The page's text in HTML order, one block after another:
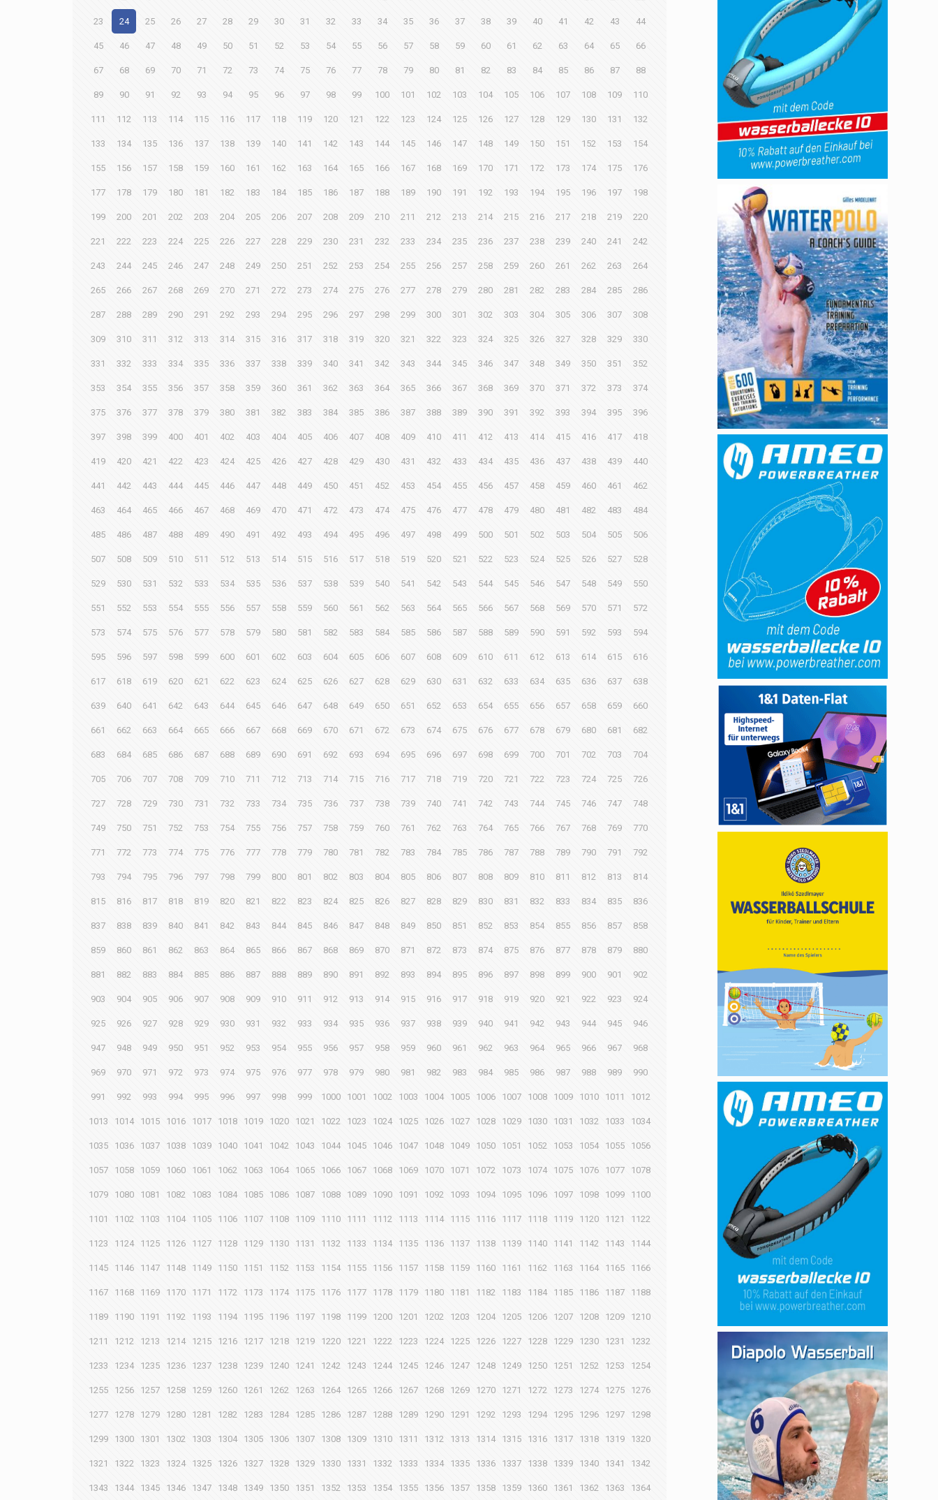
23 24 25 26 27 28 29 30 31 32 33 34 35 36 37 38 39 40 41 42 43 44
45 46 47 48 49 50 51 52 53 54 55 56 57 58 59 60 61 62 63 64 65 66
67 68 69 70 71 72 73 74 75 76 77 78 79 80 81 82 83 84 85 86 87 88
89 90 91 92 93 94 95 96 97 98 99 100 101 102 103 104 105 106 107 108 109 110
111 112 113 114 115 116 117 118 119 120 121 122 123 124 125 126 127 128 129 130 131 132
133 134 135 136 137 138 139 140 141 142 143 144 145 146 147 148 149 150 151 152 153 154
155 156 157 158 159 160 161 162 163 164 165 166 167 168 169 170 171 172 173 174 175 176
177 178 179 180 181 182 183 184 185 186 187 188 189 190 191 192 193 194 195 196 197 198
199 200 201 202 203 204 205 206 207 208 209 210 211 212 213 214 215 216 217 218 219 220
221 222 223 224 225 226 227 228 229 230 231 232 233 234 235 236 237 238 239 240 241 242
243 244 245 246 247 248 249 250 251 252 253 254 255 256 257 258 259 260 261 262 263 264
265 266 267 268 269 270 271 272 273 274 275 276 277 278 279 280 281 282 283 284 285 286
287 288 289 290 291 292 293 294 295 296 297 298 299 300 301 302 303 304 305 306 307 308
309 310 311 312 313 314 315 316 317 318 319 320 321 322 323 324 325 326 327 328 329 330
331 332 333 334 335 336 337 338 339 340 341 342 343 344 345 346 347 348 349 350 351 352
353 354 355 356 357 358 359 360 361 362 363 364 365 366 367 368 369 370 371 372 373 374
375 376 377 378 379 380 381 382 383 384 385 386 387 388 389 390 391 392 393 394 395 396
397 398 399 400 401 402 403 404 405 406 407 408 409 410 411 412 413 414 415 416 417 418
419 420 421 422 423 424 425 426 427 428 429 430 431 432 433 434 435 436 437 438 439 440
441 442 443 444 445 446 447 448 449 450 451 452 453 454 455 456 457 458 459 460 461 462
463 464 465 466 467 468 469 470 471 472 473 474 475 476 477 478 479 480 481 482 483 484
485 486 487 488 489 490 491 492 493 494 495 496 497 498 499 500 501 502 503 504 505 506
507 508 509 510 511 512 513 514 515 516 517 518 519 520 521 522 523 524 525 526 527 528
529 530 531 532 533 534 535 536 537 538 539 540 541 542 543 544 545 546 547 548 549 550
551 552 553 554 555 556 557 558 559 560 561 562 563 564 565 566 567 568 569 570 571 572
573 574 575 576 577 578 579 580 581 582 583 584 585 586 587 588 589 590 591 592 593 594
595 596 597 598 599 600 601 602 603 604 605 606 607 608 609 610 611 612 613 614 615 616
617 618 619 620 621 622 623 624 625 626 627 628 629 630 631 632 633 634 635 636 637 638
639 640 641 642 643 644 645 646 647 648 649 650 651 652 653 654 655 656 657 658 659 660
661 662 663 664 665 666 667 668 669 670 671 672 673 674 675 676 677 678 679 680 681 682
683 684 685 686 687 688 689 690 691 692 693 694 695 696 697 698 699 700 701 702 703 704
705 706 707 708 709 710 711 712 713 714 715 716 717 718 719 720 721 722 723 724 725 726
727 728 729 730 731 732 733 734 735 736 737 738 739 740 741 742 743 744 745 746 747 748
749 750 751 752 753 754 755 756 757 758 759 760 761 762 763 764 765 766 767 768 769 770
771 772 773 774 775 776 777 778 779 780 781 782 783 784 785 786 787 788 789 790 791 792
793 794 795 796 797 798 799 800 801 802 803 804 805 806 807 808 809 810 811 812 813 814
815 816 817 818 819 820 821 822 823 824 825 826 827 828 829 830 831 832 833 834 835 836
837 838 839 840 841 842 843 844 845 846 847 848 849 850 851 852 853 854 855 856 857 858
859 860 861 862 863 864 865 866 867 868 869 870 871 872 873 874 875 876 877 878 879 880
881 882 883 884 885 886 887 888 889 890 891 892 893 894 895 896 897 898 899 900 901 902
903 904 905 906 907 908 909 910 911 912 913 914 915 916 917 918 919 920 921 922 923 924
925 926 927 928 929 930 931 932 933 934 935 936 937 938 939 940 941 942 943 944 945 946
947 948 949 950 951 952 953 954 955 956 957 958 959 960 961 962 963 964 965 966 967 968
969 970 971 972 973 974 975 976 977 978 979 980 981 982 983 984 985 986 987 988 989 990
991 992 993 994 995 996 997 998 999 1000 1001 1002 1003 1004 1005 1006 1007 1008 1009 1010 1011 1012
1013 1014 1015 1016 1017 1018 1019 1020 1021 1022 1023 1024 1025 1026 1027 1028 1029 1030 1031 1032 1033 1034
1035 1036 1037 1038 1039 1040 1041 1042 1043 1044 1045 1046 1047 1048 1049 1050 1051 1052 1053 1054 1055 1056
1057 1058 1059 1060 1061 1062 1063 1064 1065 1066 1067 1068 1069 1070 1071 1072 1073 1074 1075 1076 1077 1078
1079 1080 1081 1082 1083 1084 1085 1086 1087 1088 1089 1090 1091 1092 1093 1094 1095 1096 1097 1098 1099 1100
1101 1102 1103 1104 1105 1106 1107 1108 1109 1110 1111 1112 1113 1114 1115 1116 1117 1118 1119 1120 1121 1122
1123 1124 1125 1126 1127 1128 1129 1130 1131 1132 1133 1134 1135 1136 1137 1138 1139 1140 1141 1142 1143 1144
1145 1146 1147 1148 1149 1150 1151 1152 1153 1154 1155 1156 1157 1158 1159 1160 1161 1162 1163 1164 1165 1166
1167 1168 1169 1170 1171 1172 1173 1174 1175 1176 1177 1178 1179 1180 1181 1182 1183 1184 1185 1186 1187 1188
1189 1190 1191 1192 1193 1194 1195 1196 1197 1198 1199 1200 1201 1202 1203 1204 1205 1206 1207 1208 1209 1210
1211 1212 1213 1214 1215 1216 1217 1218 1219 1220 1221 1222 1223 1224 1225 1226 1227 1228 1229 1230 1231 1232
1233 1234 1235 1236 1237 1238 1239 1240 1241 1242 1243 1244 1245 1246 1247 1248 1249 1250 1251 1252 1253 1254
1255 1256 1257 1258 1259 1260 1261 1262 1263 1264 1265 1266 1267 1268 1269 1270 1271 1272 1273 1274 1275 1276
1277 1278 1279 1280 1281 1282 1283 1284 1285 1286 1287 1288 1289 1290 1291 1292 1293 1294 1295 1296 1297 1298
1299 1300 1301 1302 1303 1304 1305 1306 1307 1308 1309 1310 1311 1312 1313 1314 1315 1316 1317 1318 1319 1320
1321 1322 1323 1324 1325 1326 1327 1328 1329 1330 1331 1332 1333 1334 1335 1336 1337 1338 1339 1340 1341 1342
1343 1344 1345 1346 1347 1348 1349 1350 1351 1352 1353 1354 1355 1356 1357 1358 1359 1360 1361 1362 1363 1364